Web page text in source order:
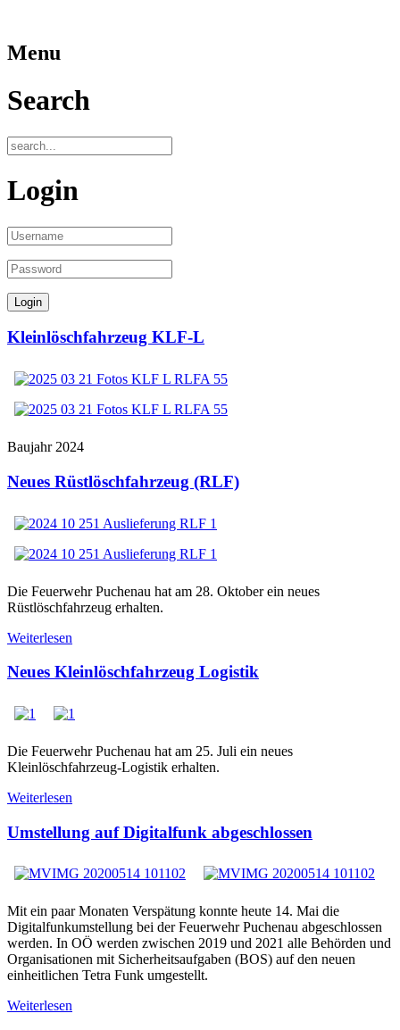
Menu
Search
Login
Kleinlöschfahrzeug KLF-L
Baujahr 2024
Neues Rüstlöschfahrzeug (RLF)
Die Feuerwehr Puchenau hat am 28. Oktober ein neues
Rüstlöschfahrzeug erhalten.
Weiterlesen
Neues Kleinlöschfahrzeug Logistik
Die Feuerwehr Puchenau hat am 25. Juli ein neues
Kleinlöschfahrzeug-Logistik erhalten.
Weiterlesen
Umstellung auf Digitalfunk abgeschlossen
Mit ein paar Monaten Verspätung konnte heute 14. Mai die
Digitalfunkumstellung bei der Feuerwehr Puchenau abgeschlossen
werden. In OÖ werden zwischen 2019 und 2021 alle Behörden und
Organisationen mit Sicherheitsaufgaben (BOS) auf den neuen
einheitlichen Tetra Funk umgestellt.
Weiterlesen